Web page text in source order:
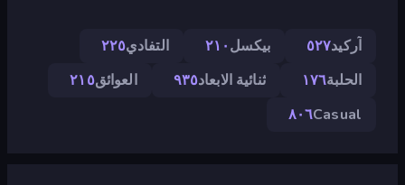
آركيد٥٢٧ بيكسل٢١٠ التفادي٢٢٥
الحلبة١٧٦ ثنائية الابعاد٩٣٥ العوائق٢١٥
Casual٨٠٦